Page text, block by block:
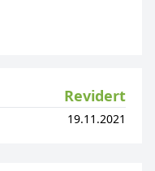
Revidert
19.11.2021